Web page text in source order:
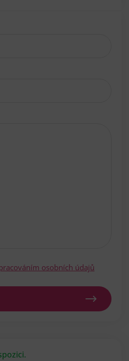
osobních údajů